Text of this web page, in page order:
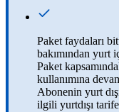
Paket faydaları
bakımından yurt
Paket
kullanımına
Abonenin yurt
ilgili yurtdışı